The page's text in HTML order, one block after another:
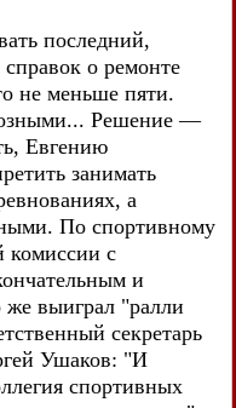
последний,
о ремонте
не меньше пяти.
Решение —
Евгению
занимать
а
По спортивному
комиссии с
и
выиграл "ралли
секретарь
Ушаков: "И
спортивных